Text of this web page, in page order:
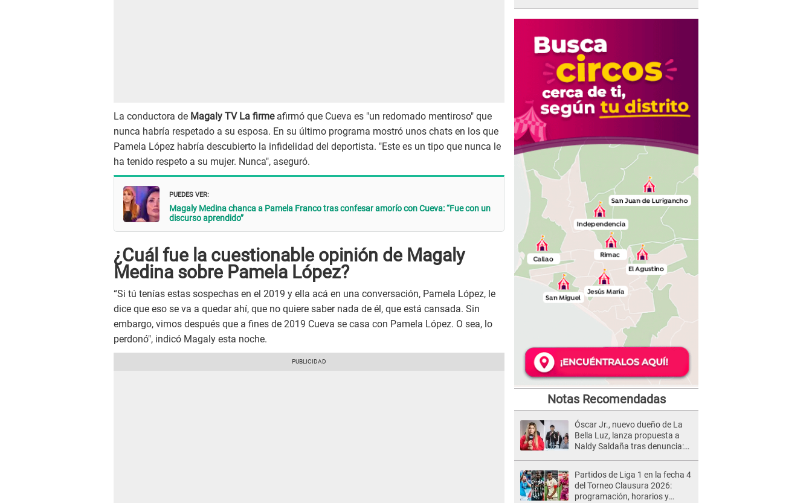
La conductora de Magaly TV La firmeafirmó que Cueva es "un redomado mentiroso" que
nunca habría respetado a su esposa. En su último programa mostró unos chats en los que
Pamela López habría descubierto la infidelidad del deportista. "Este es un tipo que nunca le
ha tenido respeto a su mujer. Nunca", aseguró.
PUEDES VER:
Magaly Medina chanca a Pamela Franco tras confesar amorío con Cueva: “Fue con un
discurso aprendido”
¿Cuál fue la cuestionable opinión de Magaly
Medina sobre Pamela López?
“Si tú tenías estas sospechas en el 2019 y ella acá en una conversación, Pamela López, le
dice que eso se va a quedar ahí, que no quiere saber nada de él, que está cansada. Sin
embargo, vimos después que a fines de 2019 Cueva se casa con Pamela López. O sea, lo
perdonó", indicó Magaly esta noche.
Notas Recomendadas
Óscar Jr., nuevo dueño de La
Bella Luz, lanza propuesta a
Naldy Saldaña tras denuncia:
Partidos de Liga 1 en la fecha 4
del Torneo Clausura 2026:
programación, horarios y